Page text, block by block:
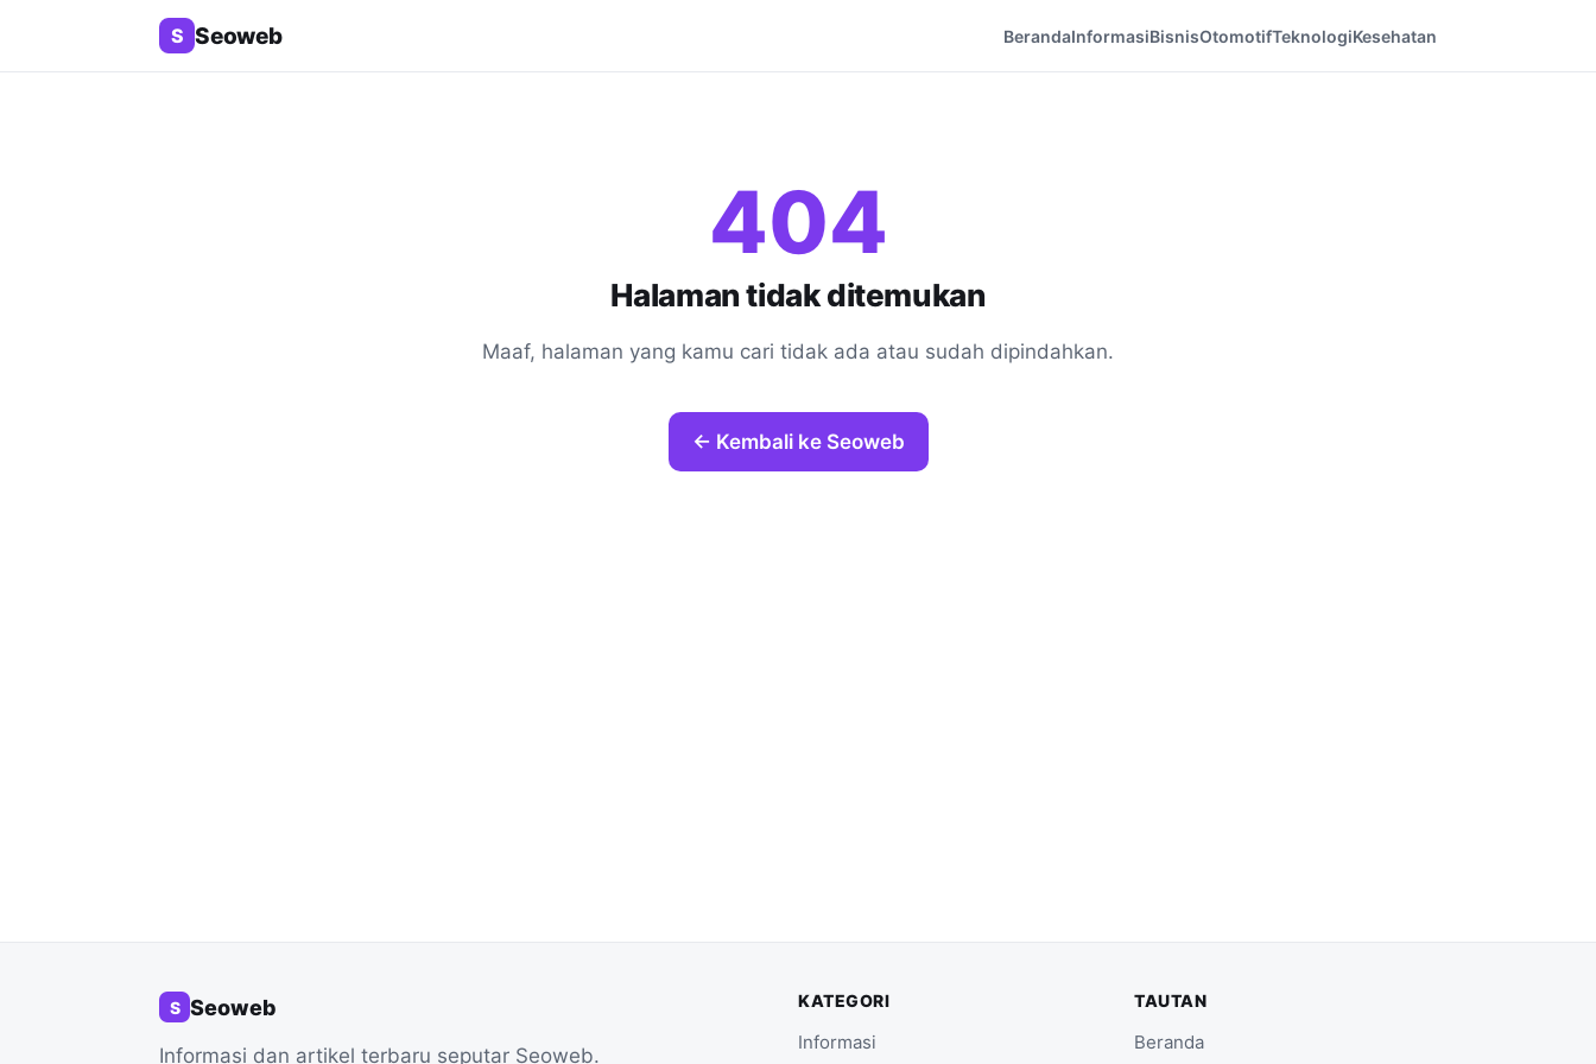
S Seoweb BerandaInformasiBisnisOtomotifTeknologiKesehatan
404
Halaman tidak ditemukan
Maaf, halaman yang kamu cari tidak ada atau sudah dipindahkan.
← Kembali ke Seoweb
S Seoweb
Informasi dan artikel terbaru seputar Seoweb.
KATEGORI
Informasi
TAUTAN
Beranda